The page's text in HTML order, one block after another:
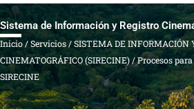
Sistema de Información y Registro
Inicio/Servicios/SISTEMA DE INFORMACIÓN
CINEMATOGRÁFICO (SIRECINE)/Procesos
SIRECINE